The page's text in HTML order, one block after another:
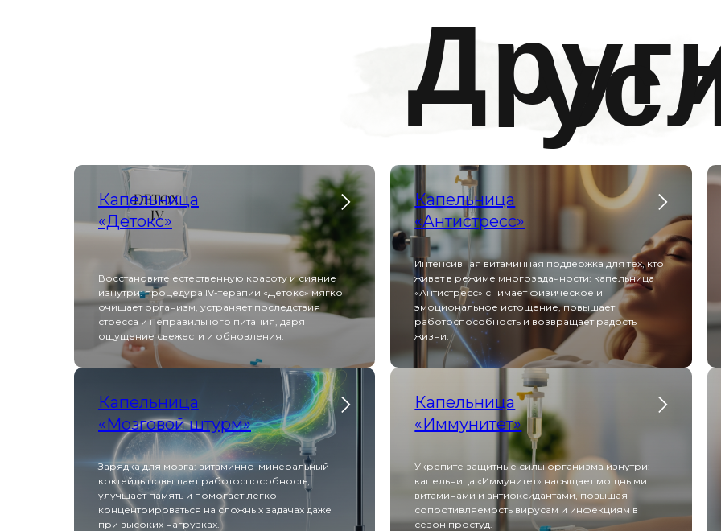
Капельница
«Детокс»
Восстановите естественную красоту и сияние
изнутри: процедура IV-терапии «Детокс» мягко
очищает организм, устраняет последствия
стресса и неправильного питания, даря
ощущение свежести и обновления.
Капельница
«Антистресс»
Интенсивная витаминная поддержка для тех, кто
живет в режиме многозадачности: капельница
«Антистресс» снимает физическое и
эмоциональное истощение, повышает
работоспособность и возвращает радость
жизни.
Капельница
«Мозговой штурм»
Зарядка для мозга: витаминно-минеральный
коктейль повышает работоспособность,
улучшает память и помогает легко
концентрироваться на сложных задачах даже
при высоких нагрузках.
Капельница
«Иммунитет»
Укрепите защитные силы организма изнутри:
капельница «Иммунитет» насыщает мощными
витаминами и антиоксидантами, повышая
сопротивляемость вирусам и инфекциям в
сезон простуд.